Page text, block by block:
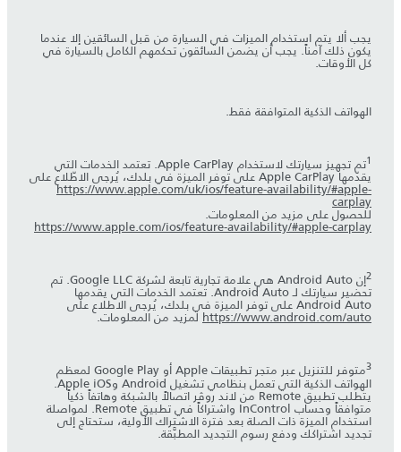
يجب ألا يتم استخدام الميزات في السيارة من قبل السائقين إلا عندما
يكون ذلك آمناً. يجب أن يضمن السائقون تحكمهم الكامل بالسيارة في
كل الأوقات.
الهواتف الذكية المتوافقة فقط.
1 تم تجهيز سيارتك لاستخدام Apple CarPlay. تعتمد الخدمات التي
يقدّمها Apple CarPlay على توفر الميزة في بلدك، يُرجى الاطّلاع على
https://www.apple.com/uk/ios/feature-availability/#apple-
carplay
للحصول على مزيد من المعلومات.
https://www.apple.com/ios/feature-availability/#apple-carplay
2 إن Android Auto هي علامة تجارية تابعة لشركة Google LLC. تم
تحضير سيارتك لـ Android Auto. تعتمد الخدمات التي يقدمها
Android Auto على توفر الميزة في بلدك، يُرجى الاطلاع على
https://www.android.com/autoلمزيد من المعلومات.
3 متوفر للتنزيل عبر متجر تطبيقات Apple أو Google Play لمعظم
الهواتف الذكية التي تعمل بنظامي تشغيل Android وApple iOS.
يتطلب تطبيق Remote من لاند روڤر اتصالاً بالشبكة وهاتفاً ذكياً
متوافقاً وحساب InControl واشتراكاً في تطبيق Remote. لمواصلة
استخدام الميزة ذات الصلة بعد فترة الاشتراك الأولية، ستحتاج إلى
تجديد اشتراكك ودفع رسوم التجديد المطبَّقة.